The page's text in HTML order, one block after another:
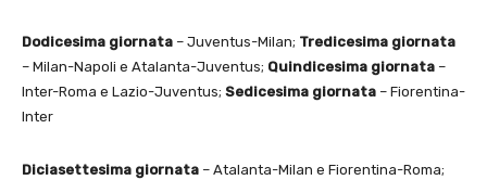
Dodicesima giornata – Juventus-Milan; Tredicesima giornata
– Milan-Napoli e Atalanta-Juventus; Quindicesima giornata –
Inter-Roma e Lazio-Juventus; Sedicesima giornata – Fiorentina-
Inter
Diciasettesima giornata – Atalanta-Milan e Fiorentina-Roma;